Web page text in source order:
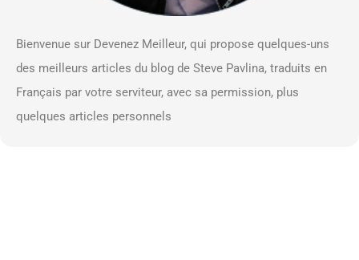
Bienvenue sur Devenez Meilleur, qui propose quelques-uns
des meilleurs articles du blog de Steve Pavlina, traduits en
Français par votre serviteur, avec sa permission, plus
quelques articles personnels